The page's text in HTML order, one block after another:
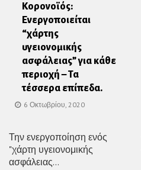
Κορονοϊός:
Ενεργοποιείται
“χάρτης
υγειονομικής
ασφάλειας” για κάθε
περιοχή – Τα
τέσσερα επίπεδα.
6 Οκτωβρίου, 2020
Την ενεργοποίηση ενός
"χάρτη υγειονομικής
ασφάλειας...